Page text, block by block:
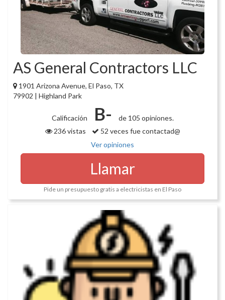
AS General Contractors LLC
1901 Arizona Avenue, El Paso, TX
79902 | Highland Park
Calificación B-
de 105 opiniones.
236 vistas
52 veces fue contactad@
Ver opiniones
Llamar
Pide un presupuesto gratis a electricistas en El Paso